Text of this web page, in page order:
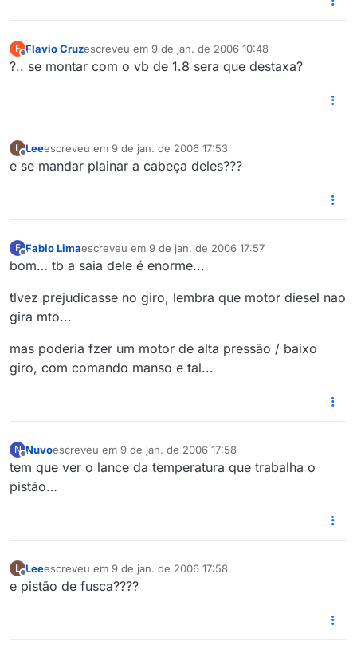
F Flavio Cruzescreveu em 9 de jan. de 2006 10:48
última edição por
?.. se montar com o vb de 1.8 sera que destaxa?
L Leeescreveu em 9 de jan. de 2006 17:53
última edição por
e se mandar plainar a cabeça deles???
F
Offline
Fabio Limaescreveu em 9 de jan. de 2006 17:57
última edição por
bom… tb a saia dele é enorme...
tlvez prejudicasse no giro, lembra que motor diesel nao
gira mto...
mas poderia fzer um motor de alta pressão / baixo
giro, com comando manso e tal...
N Nuvoescreveu em 9 de jan. de 2006 17:58
última edição por
tem que ver o lance da temperatura que trabalha o
pistão…
L
Offline
Leeescreveu em 9 de jan. de 2006 17:58
última edição por
e pistão de fusca????